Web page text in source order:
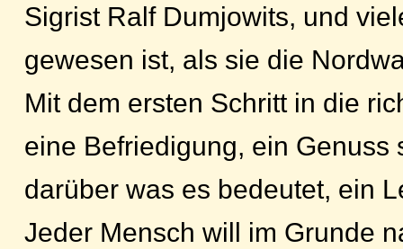
Sigrist Ralf Dumjowits, und
gewesen ist, als sie die
Mit dem ersten Schritt in die
eine Befriedigung, ein
darüber was es bedeutet, ein
Jeder Mensch will im Grunde